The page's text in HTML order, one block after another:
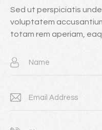
Sed ut perspiciatis
voluptatem
totam rem aperiam,